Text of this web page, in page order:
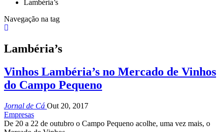
Lambéria’s
Navegação na tag
Lambéria’s
Vinhos Lambéria’s no Mercado de Vinhos
do Campo Pequeno
Jornal de Cá Out 20, 2017
Empresas
De 20 a 22 de outubro o Campo Pequeno acolhe, uma vez mais, o